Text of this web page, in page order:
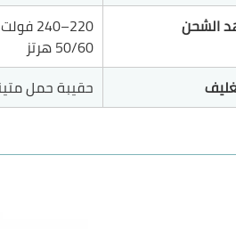
الشحن
220–240
50/60 هرتز
حقيبة حمل